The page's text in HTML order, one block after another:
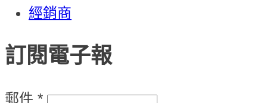
經銷商
訂閱電子報
郵件 *